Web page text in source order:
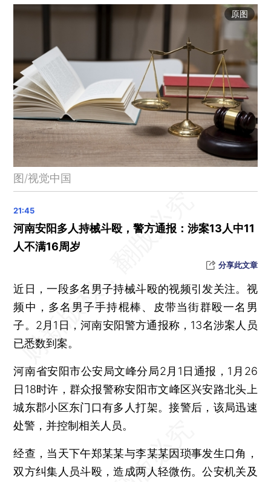
今年首个冰冻预警发布 暴雪、大雾、大风三预警继续齐发
财政部：养老保险基金收支改善 累计结余近6万亿元
复旦教师杀害学院书记案一审宣判：死缓，限制减刑
2023年全国一般公共预算收入增6.4% 东北增速最快
1月财新中国制造业PMI录得50.8 供求均扩张
11项冰雪运动国家标准开始实施 涉及培训、赛事组织等
192批次产品质量国家监督抽查不合格 涉及电热毯、室内加热器等
晨读荐闻（国内、国际、市场消息29条）
公司借名贷款员工被判还债 检方抗诉后法院纠错
新疆力争2024年粮食增产百万吨以上 或超主产区江西
马斯克天价薪酬激励计划被裁定无效 特斯拉盘后股价下跌
原图
图/视觉中国
河南安阳多人持械斗殴，警方通报：涉案13人中11
人不满16周岁
分享此文章
近日，一段多名男子持械斗殴的视频引发关注。视
频中，多名男子手持棍棒、皮带当街群殴一名男
子。2月1日，河南安阳警方通报称，13名涉案人员
已悉数到案。
河南省安阳市公安局文峰分局2月1日通报，1月26
日18时许，群众报警称安阳市文峰区兴安路北头上
城东郡小区东门口有多人打架。接警后，该局迅速
处警，并控制相关人员。
经查，当天下午郑某某与李某某因琐事发生口角，
双方纠集人员斗殴，造成两人轻微伤。公安机关及